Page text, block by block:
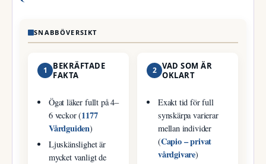
SNABBÖVERSIKT
1
BEKRÄFTADE
FAKTA
Ögat läker fullt på 4–
6 veckor (1177
Vårdguiden)
Ljuskänslighet är
mycket vanligt de
2 VAD SOM ÄR
OKLART
Exakt tid för full
synskärpa varierar
mellan individer
(Capio – privat
vårdgivare)